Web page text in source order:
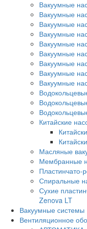
Вакуумные
Вакуумные
Вакуумные
Вакуумные
Вакуумные
Вакуумные
Вакуумные
Вакуумные
Вакуумные
Китайские
Масляные
Мембранные
Пластинчато-
Спиральные
Сухие
Zenova LT
Вакуумные системы
Вентиляционное